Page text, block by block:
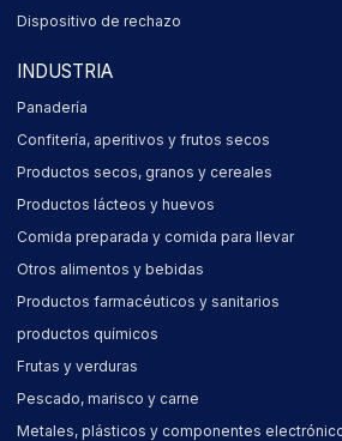
Dispositivo de rechazo
INDUSTRIA
Panadería
Confitería, aperitivos y frutos secos
Productos secos, granos y cereales
Productos lácteos y huevos
Comida preparada y comida para llevar
Otros alimentos y bebidas
Productos farmacéuticos y sanitarios
productos químicos
Frutas y verduras
Pescado, marisco y carne
Metales, plásticos y componentes